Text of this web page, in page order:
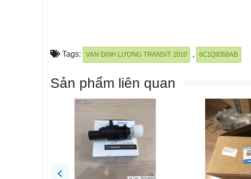
Tags: VAN ĐỊNH LƯỢNG TRANSIT 2010 , 6C1Q9358AB
Sản phẩm liên quan